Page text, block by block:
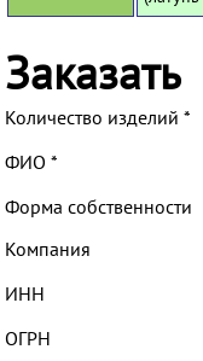
Заказать
Количество изделий *
ФИО *
Форма собственности
Компания
ИНН
ОГРН